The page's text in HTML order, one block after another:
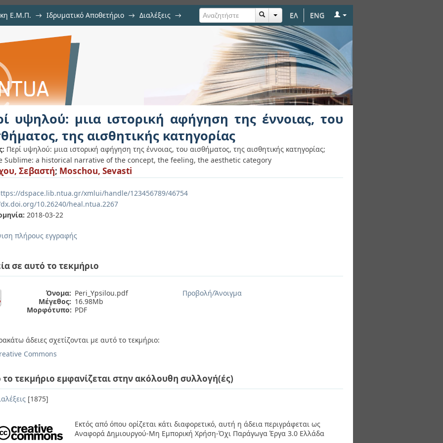
ΕΛ ENG
Ε.Μ.Π. → Ιδρυματικό Αποθετήριο → Διαλέξεις →
αφήγηση της έννοιας, του αισθήματος, της
υψηλού: μιια ιστορική αφήγηση της έννοιας, του
της αισθητικής κατηγορίας
Περί υψηλού: μιια ιστορική αφήγηση της έννοιας, του αισθήματος, της αισθητικής κατηγορίας;
Sublime: a historical narrative of the concept, the feeling, the aesthetic category
Σεβαστή; Moschou, Sevasti
dspace.lib.ntua.gr/xmlui/handle/123456789/46754
10.26240/heal.ntua.2267
2018-03-22
πλήρους εγγραφής
σε αυτό το τεκμήριο
Όνομα: Peri_Ypsilou.pdf
Μέγεθος: 16.98Mb
Μορφότυπο: PDF
Προβολή/Άνοιγμα
άδειες σχετίζονται με αυτό το τεκμήριο:
Commons
το τεκμήριο εμφανίζεται στην ακόλουθη συλλογή(ές)
[1875]
Εκτός από όπου ορίζεται κάτι διαφορετικό, αυτή η άδεια περιγράφεται ως
Αναφορά Δημιουργού-Μη Εμπορική Χρήση-Όχι Παράγωγα Έργα 3.0 Ελλάδα